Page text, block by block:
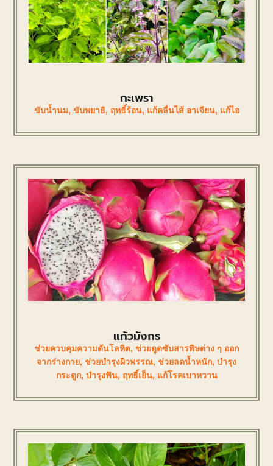
กะเพรา
ขับน้ำนม, ขับพยาธิ, ฤทธิ์ร้อน, แก้คลื่นไส้ อาเจียน, แก้ไอ
แก้วมังกร
ช่วยควบคุมความดันโลหิต, ช่วยดูดซับสารพิษต่าง ๆ ออก
จากร่างกาย, ช่วยบำรุงผิวพรรณ, ช่วยลดน้ำหนัก, บำรุง
กระดูก, บำรุงฟัน, ฤทธิ์เย็น, แก้โรคเบาหวาน